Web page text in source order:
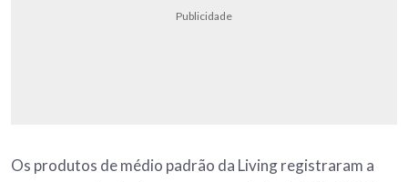
Publicidade
Os produtos de médio padrão da Living registraram a